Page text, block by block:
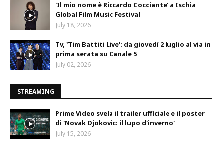
'Il mio nome è Riccardo Cocciante' a Ischia
Global Film Music Festival
July 18, 2026
Tv, 'Tim Battiti Live': da giovedì 2 luglio al via in
prima serata su Canale 5
July 02, 2026
STREAMING
Prime Video svela il trailer ufficiale e il poster
di 'Novak Djokovic: il lupo d'inverno'
July 15, 2026